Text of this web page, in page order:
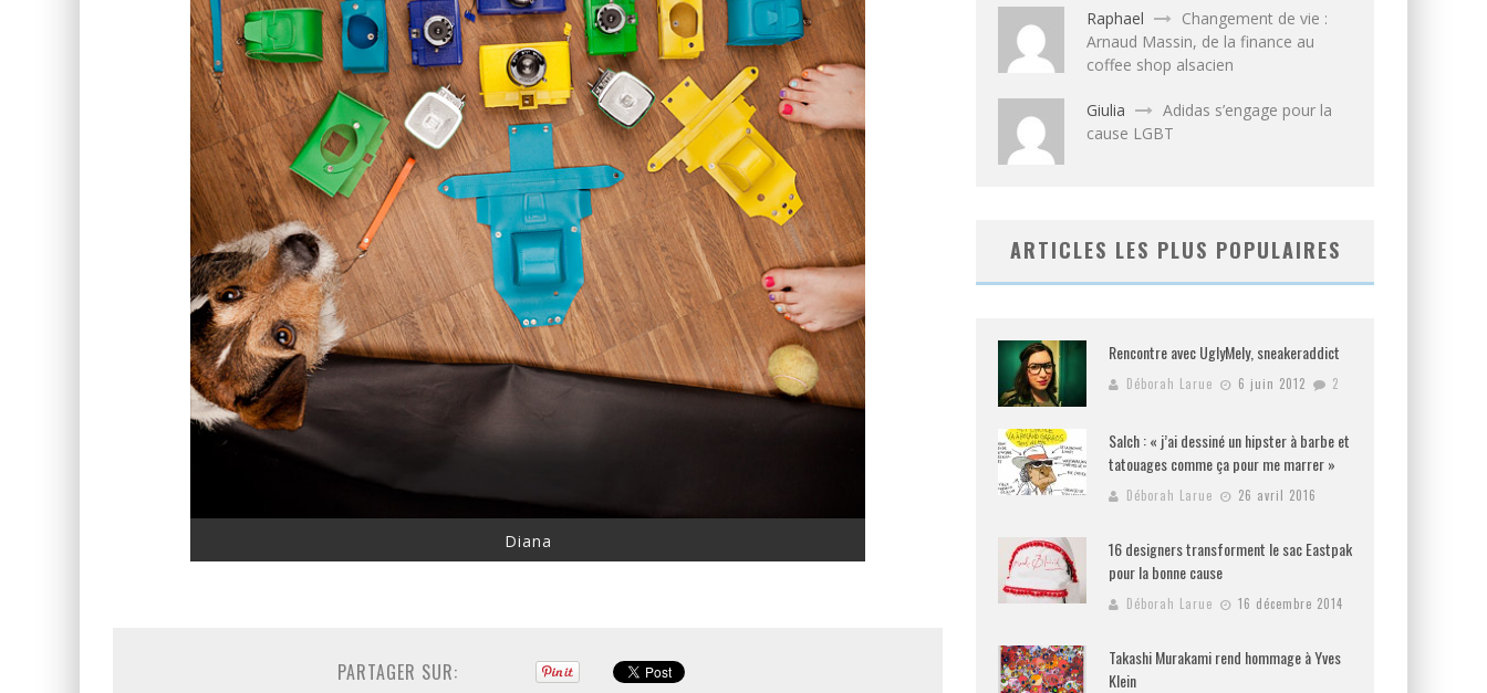
Diana
PARTAGER SUR:
Raphael
Changement de vie :
Arnaud Massin, de la finance au
coffee shop alsacien
Giulia
Adidas s’engage pour la
cause LGBT
ARTICLES LES PLUS POPULAIRES
Rencontre avec UglyMely, sneakeraddict
Déborah Larue 6 juin 2012 2
Salch : « j’ai dessiné un hipster à barbe et
tatouages comme ça pour me marrer »
Déborah Larue 26 avril 2016
16 designers transforment le sac Eastpak
pour la bonne cause
Déborah Larue 16 décembre 2014
Takashi Murakami rend hommage à Yves
Klein